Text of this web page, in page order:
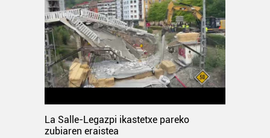
La Salle-Legazpi ikastetxe pareko
zubiaren eraistea